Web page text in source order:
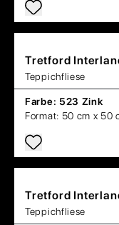
Tretford
Teppichfliese
Farbe: 523 Zink
Format: 50 cm x 50
Tretford
Teppichfliese